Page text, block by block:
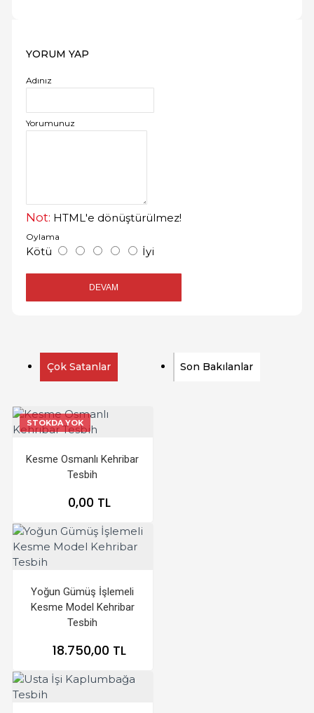
YORUM YAP
Adınız
Yorumunuz
Not: HTML'e dönüştürülmez!
Oylama
Kötü İyi
DEVAM
Çok Satanlar Son Bakılanlar
STOKDA YOK
Kesme Osmanlı Kehribar
Tesbih
0,00 TL
Yoğun Gümüş İşlemeli
Kesme Model Kehribar
Tesbih
18.750,00 TL